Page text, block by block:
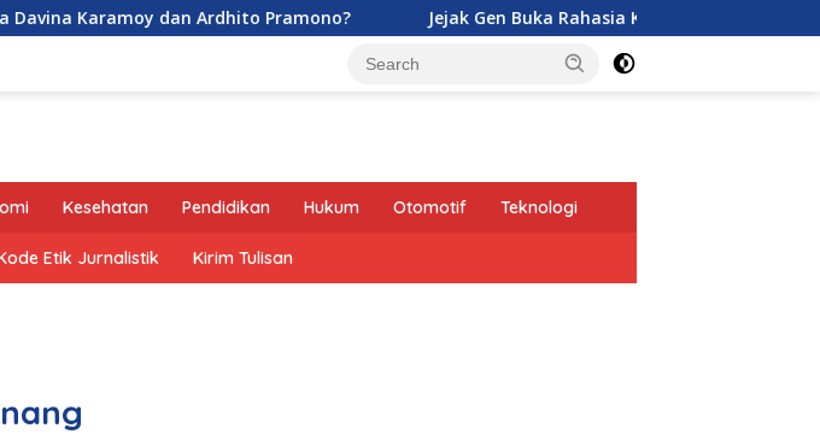
dan Ardhito Pramono? Jejak Gen Buka Rahasia Kucing di Eropa oleh Tentara Romawi
Kesehatan Pendidikan Hukum Otomotif Teknologi
Etik Jurnalistik Kirim Tulisan